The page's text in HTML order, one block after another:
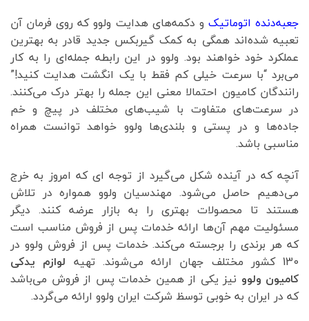
جعبه‌دنده اتوماتیک و دکمه‌های هدایت ولوو که روی فرمان آن
تعبیه شده‌اند همگی به کمک گیربکس جدید قادر به بهترین
عملکرد خود خواهند بود. ولوو در این رابطه جمله‌ای را به کار
می‌برد “با سرعت خیلی کم فقط با یک انگشت هدایت کنید!”
رانندگان کامیون احتمالا معنی این جمله را بهتر درک می‌کنند.
در سرعت‌های متفاوت با شیب‌های مختلف در پیچ و خم
جاده‌ها و در پستی و بلندی‌ها ولوو خواهد توانست همراه
مناسبی باشد.
آنچه که در آینده شکل می‌گیرد از توجه ای که امروز به خرج
می‌دهیم حاصل می‌شود. مهندسیان ولوو همواره در تلاش
هستند تا محصولات بهتری را به بازار عرضه کنند. دیگر
مسئولیت مهم آن‌ها ارائه خدمات پس از فروش مناسب است
که هر برندی را برجسته می‌کند. خدمات پس از فروش ولوو در
130 کشور مختلف جهان ارائه می‌شوند. تهیه
لوازم یدکی
کامیون ولوو نیز یکی از همین خدمات پس از فروش می‌باشد
که در ایران به خوبی توسظ شرکت ایران ولوو ارائه می‌گردد.